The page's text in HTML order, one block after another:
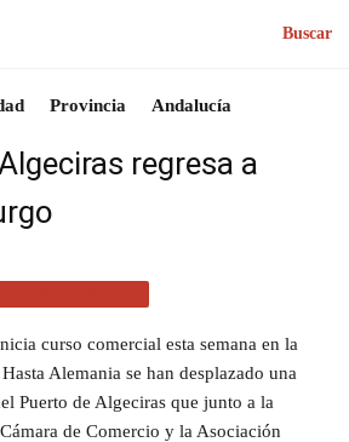
Buscar
Provincia Andalucía
regresa a
curso comercial esta semana en la
Alemania se han desplazado una
Puerto de Algeciras que junto a la
de Comercio y la Asociación